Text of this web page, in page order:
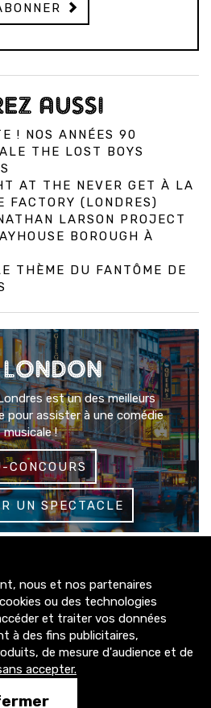
AUSSI
! NOS ANNÉES 90
THE LOST BOYS
AT THE NEVER GET À LA
FACTORY (LONDRES)
LARSON PROJECT
BOROUGH À
THÈME DU FANTÔME DE
est un des meilleurs
pour assister à une comédie
musicale !
CONCOURS
UN SPECTACLE
nous et nos partenaires
ou des technologies
et traiter vos données
à des fins publicitaires,
de mesure d'audience et de
accepter.